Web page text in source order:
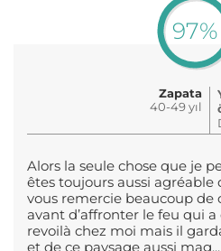
97%
Zapata
40-49 yıl
Alors la seule chose que je
êtes toujours aussi agréable
vous remercie beaucoup
avant d’affronter le feu qui
revoilà chez moi mais il
et de ce paysage aussi mag...